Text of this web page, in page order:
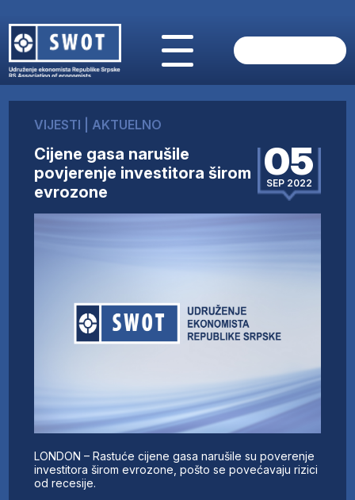
O NAMA
AKTUELNO
ANALIZE
KOMPANIJE
FINANSIJE
UČLANI SE
VIJESTI AKTUELNO
Cijene gasa narušile
povjerenje investitora širom
evrozone
05
SEP 2022
LONDON – Rastuće cijene gasa narušile su poverenje
investitora širom evrozone, pošto se povećavaju rizici
od recesije.